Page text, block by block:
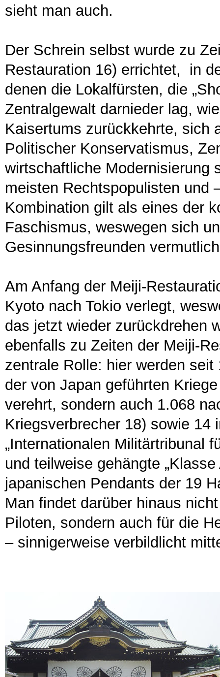
sieht man auch.
Der Schrein selbst wurde zu
Restauration 16) errichtet, in
denen die Lokalfürsten, die
Zentralgewalt darnieder lag,
Kaisertums zurückkehrte, sich
Politischer Konservatismus,
wirtschaftliche Modernisierung
meisten Rechtspopulisten und
Kombination gilt als eines der
Faschismus, weswegen sich
Gesinnungsfreunden
Am Anfang der Meiji-
Kyoto nach Tokio verlegt,
das jetzt wieder zurückdrehen
ebenfalls zu Zeiten der Meiji-
zentrale Rolle: hier werden
der von Japan geführten
verehrt, sondern auch 1.068
Kriegsverbrecher 18) sowie 14
„Internationalen Militärtribunal
und teilweise gehängte
japanischen Pendants der 19
Man findet darüber hinaus
Piloten, sondern auch für die
– sinnigerweise verbildlicht